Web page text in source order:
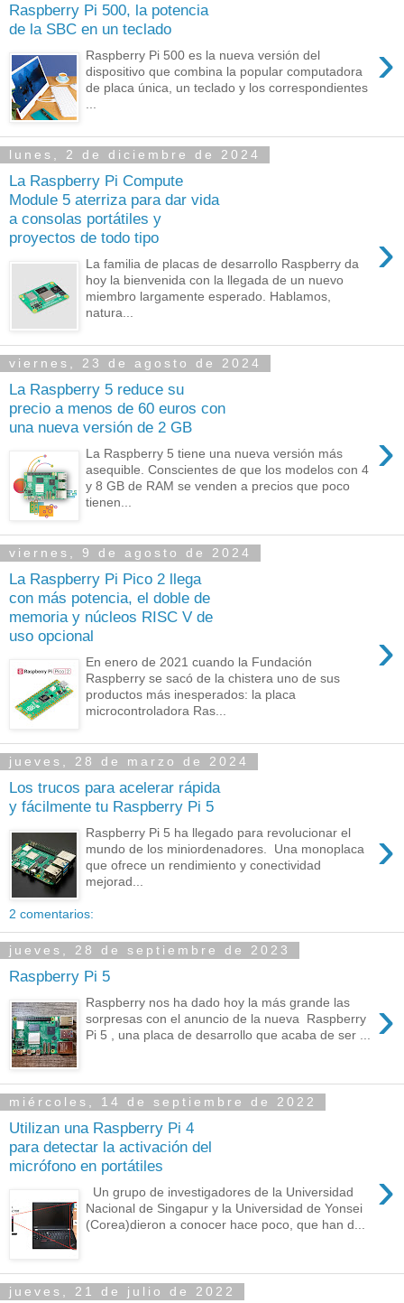
Raspberry Pi 500, la potencia
de la SBC en un teclado
›
Raspberry Pi 500 es la nueva versión del
dispositivo que combina la popular computadora
de placa única, un teclado y los correspondientes
lunes, 2 de diciembre de 2024
La Raspberry Pi Compute
Module 5 aterriza para dar vida
a consolas portátiles y
proyectos de todo tipo
›
La familia de placas de desarrollo Raspberry da
hoy la bienvenida con la llegada de un nuevo
miembro largamente esperado. Hablamos,
natura...
viernes, 23 de agosto de 2024
La Raspberry 5 reduce su
precio a menos de 60 euros con
una nueva versión de 2 GB
›
La Raspberry 5 tiene una nueva versión más
asequible. Conscientes de que los modelos con 4
y 8 GB de RAM se venden a precios que poco
tienen...
viernes, 9 de agosto de 2024
La Raspberry Pi Pico 2 llega
con más potencia, el doble de
memoria y núcleos RISC V de
uso opcional
›
En enero de 2021 cuando la Fundación
Raspberry se sacó de la chistera uno de sus
productos más inesperados: la placa
microcontroladora Ras...
jueves, 28 de marzo de 2024
Los trucos para acelerar rápida
y fácilmente tu Raspberry Pi 5
›
Raspberry Pi 5 ha llegado para revolucionar el
mundo de los miniordenadores. Una monoplaca
que ofrece un rendimiento y conectividad
mejorad...
2 comentarios:
jueves, 28 de septiembre de 2023
Raspberry Pi 5
›
Raspberry nos ha dado hoy la más grande las
sorpresas con el anuncio de la nueva Raspberry
Pi 5 , una placa de desarrollo que acaba de ser ...
miércoles, 14 de septiembre de 2022
Utilizan una Raspberry Pi 4
para detectar la activación del
micrófono en portátiles
›
Un grupo de investigadores de la Universidad
Nacional de Singapur y la Universidad de Yonsei
(Corea)dieron a conocer hace poco, que han d...
jueves, 21 de julio de 2022